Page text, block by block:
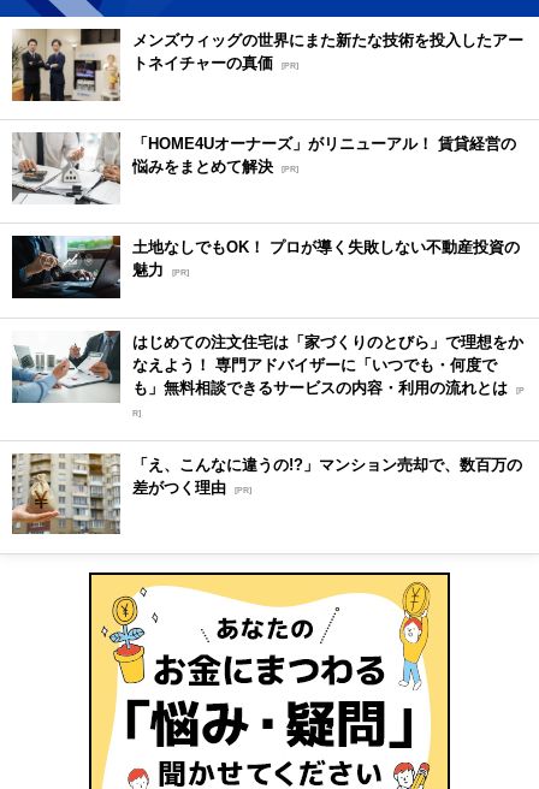
メンズウィッグの世界にまた新たな技術を投入したアー
トネイチャーの真価 [PR]
「HOME4Uオーナーズ」がリニューアル！ 賃貸経営の
悩みをまとめて解決 [PR]
土地なしでもOK！ プロが導く失敗しない不動産投資の
魅力
[PR]
はじめての注文住宅は「家づくりのとびら」で理想をか
なえよう！ 専門アドバイザーに「いつでも・何度で
も」無料相談できるサービスの内容・利用の流れとは [P
R]
「え、こんなに違うの!?」マンション売却で、数百万の
差がつく理由 [PR]